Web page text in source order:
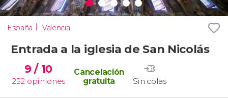
España Valencia
Entrada a la iglesia de San Nicolás
9/ 10
252 opiniones Sin colas
Cancelación
gratuita